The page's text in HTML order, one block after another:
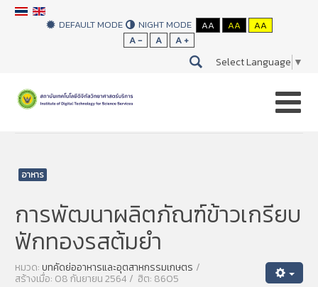
DEFAULT MODE NIGHT MODE AA AA
AA
A -
A A +
Select Language ▼
อาหาร
การพัฒนาผลิตภัณฑ์ข้าวเกรียบ
ฟักทองรสต้มยำ
หมวด:บทคัดย่ออาหารและอุตสาหกรรมเกษตร
สร้างเมื่อ: 08 กันยายน 2564
ฮิต: 8605